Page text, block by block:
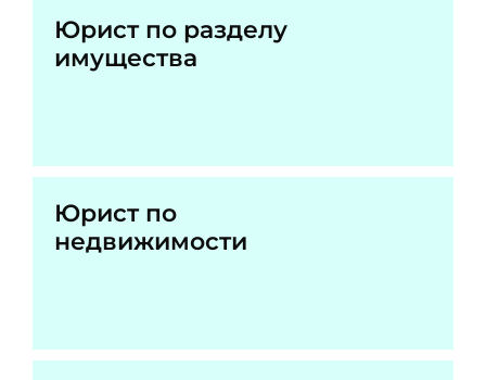
Юрист по разделу
имущества
Юрист по
недвижимости